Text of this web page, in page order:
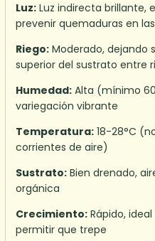
Luz: Luz indirecta brillante,
prevenir quemaduras en
Riego: Moderado, dejando
superior del sustrato entre
Humedad: Alta (mínimo
variegación vibrante
Temperatura: 18-28°C
corrientes de aire)
Sustrato: Bien drenado,
orgánica
Crecimiento: Rápido,
permitir que trepe